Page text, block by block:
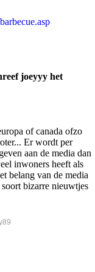
joeyyy het
of canada ofzo
Er wordt per
aan de media dan
inwoners heeft als
belang van de media
bizarre nieuwtjes